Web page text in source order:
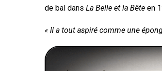
de bal dans La Belle et la Bête en
« Il a tout aspiré comme une